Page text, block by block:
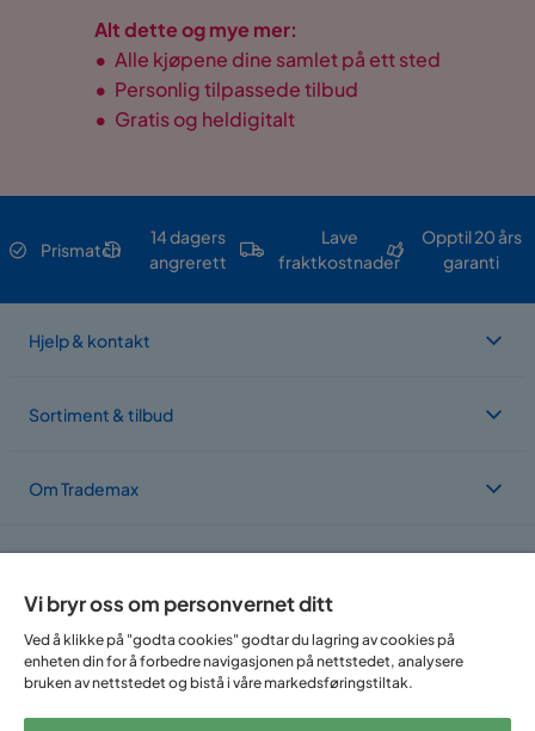
Alt dette og mye mer:
• Alle kjøpene dine samlet på ett sted
• Personlig tilpassede tilbud
• Gratis og heldigitalt
Prismatch
14 dagers
angrerett
Lave
fraktkostnader
Opptil 20 års
garanti
Hjelp & kontakt
Sortiment & tilbud
Om Trademax
Vi bryr oss om personvernet ditt
Ved å klikke på "godta cookies" godtar du lagring av cookies på
enheten din for å forbedre navigasjonen på nettstedet, analysere
bruken av nettstedet og bistå i våre markedsføringstiltak.